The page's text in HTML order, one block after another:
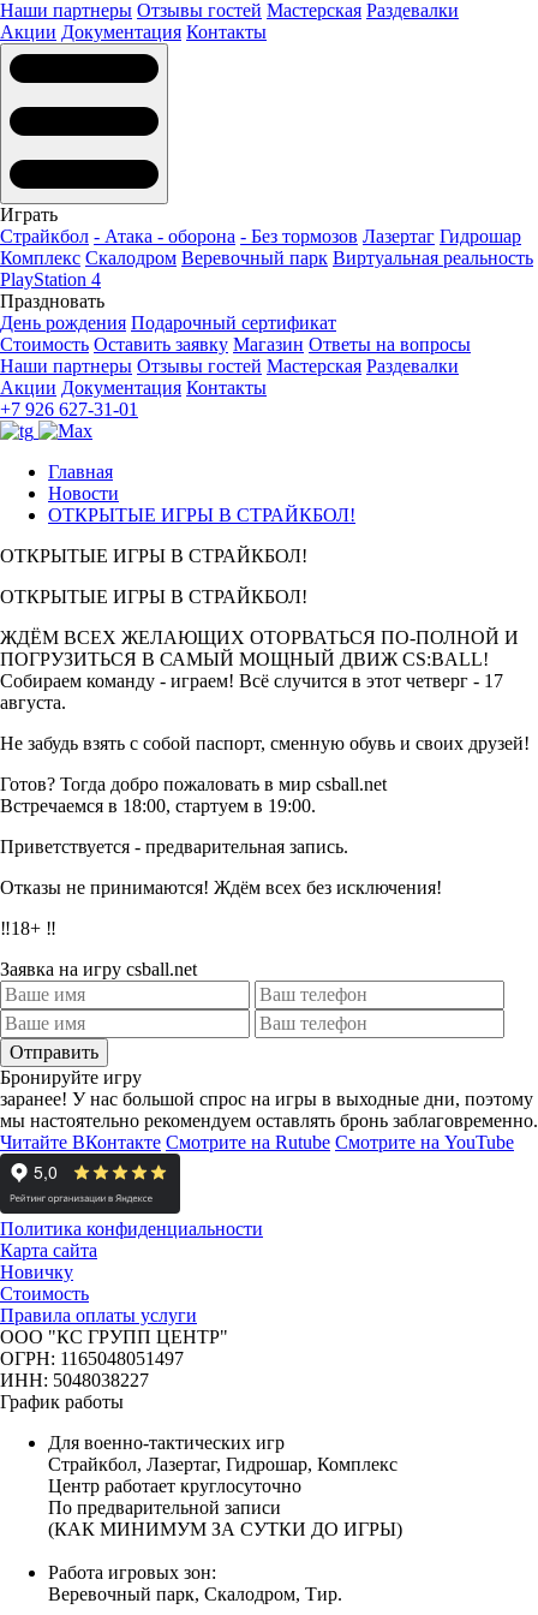
Наши партнеры Отзывы гостей Мастерская Раздевалки
Акции Документация Контакты
Играть
Страйкбол - Атака - оборона - Без тормозов Лазертаг Гидрошар
Комплекс Скалодром Веревочный парк Виртуальная реальность
PlayStation 4
Праздновать
День рождения Подарочный сертификат
Стоимость Оставить заявку Магазин Ответы на вопросы
Наши партнеры Отзывы гостей Мастерская Раздевалки
Акции Документация Контакты
+7 926 627-31-01
Главная
Новости
ОТКРЫТЫЕ ИГРЫ В СТРАЙКБОЛ!
ОТКРЫТЫЕ ИГРЫ В СТРАЙКБОЛ!
ОТКРЫТЫЕ ИГРЫ В СТРАЙКБОЛ!
ЖДЁМ ВСЕХ ЖЕЛАЮЩИХ ОТОРВАТЬСЯ ПО-ПОЛНОЙ И
ПОГРУЗИТЬСЯ В САМЫЙ МОЩНЫЙ ДВИЖ CS:BALL!
Собираем команду - играем! Всё случится в этот четверг - 17
августа.
Не забудь взять с собой паспорт, сменную обувь и своих друзей!
Готов? Тогда добро пожаловать в мир csball.net
Встречаемся в 18:00, стартуем в 19:00.
Приветствуется - предварительная запись.
Отказы не принимаются! Ждём всех без исключения!
‼️18+ ‼️
Заявка на игру csball.net
Отправить
Бронируйте игру
заранее! У нас большой спрос на игры в выходные дни, поэтому
мы настоятельно рекомендуем оставлять бронь заблаговременно.
Читайте ВКонтакте Смотрите на Rutube Смотрите на YouTube
Политика конфиденциальности
Карта сайта
Новичку
Стоимость
Правила оплаты услуги
ООО "КС ГРУПП ЦЕНТР"
ОГРН: 1165048051497
ИНН: 5048038227
График работы
Для военно-тактических игр
Страйкбол, Лазертаг, Гидрошар, Комплекс
Центр работает круглосуточно
По предварительной записи
(КАК МИНИМУМ ЗА СУТКИ ДО ИГРЫ)
Работа игровых зон:
Веревочный парк, Скалодром, Тир.